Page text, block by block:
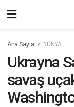
Ana Sayfa DÜNYA
Ukrayna
savaş